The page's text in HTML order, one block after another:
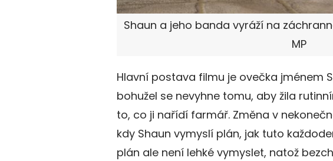
Shaun a jeho banda vyráží na
MP
Hlavní postava filmu je ovečka jménem
bohužel se nevyhne tomu, aby žila
to, co ji nařídí farmář. Změna v
kdy Shaun vymyslí plán, jak tuto
plán ale není lehké vymyslet, natož